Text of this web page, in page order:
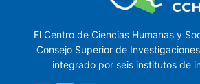
El Centro de Ciencias Humanas y
Consejo Superior de
integrado por seis institutos de